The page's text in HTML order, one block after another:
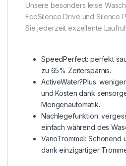
Unsere besonders leise
EcoSilence Drive und Silence
Sie jederzeit exzellente
SpeedPerfect: perfekt
zu 65% Zeitersparnis.
ActiveWater?Plus:
und Kosten dank
Mengenautomatik.
Nachlegefunktion:
einfach während des
VarioTrommel: Schonend
dank einzigartiger